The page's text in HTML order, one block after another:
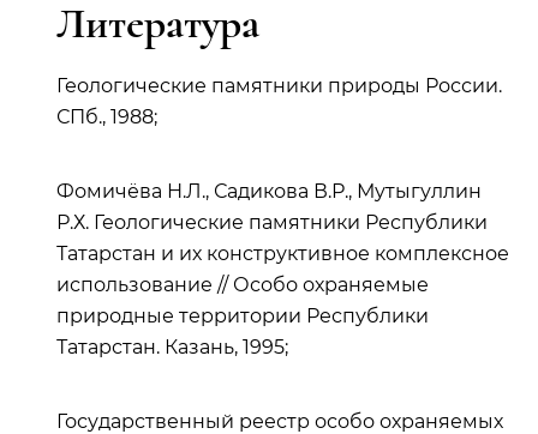
Литература
Геологические памятники природы России.
СПб., 1988;
Фомичёва Н.Л., Садикова В.Р., Мутыгуллин
Р.Х. Геологические памятники Республики
Татарстан и их конструктивное комплексное
использование // Особо охраняемые
природные территории Республики
Татарстан. Казань, 1995;
Государственный реестр особо охраняемых